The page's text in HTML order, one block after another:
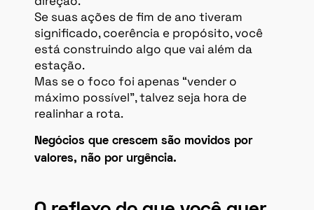
Se suas ações de fim de ano tiveram
significado, coerência e propósito, você
está construindo algo que vai além da
estação.
Mas se o foco foi apenas “vender o
máximo possível”, talvez seja hora de
realinhar a rota.
Negócios que crescem são movidos por
valores, não por urgência.